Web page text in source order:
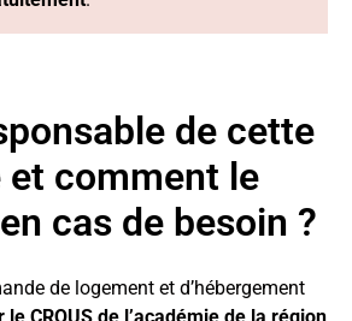
de cette
et comment le
cas de besoin ?
de logement et d’hébergement